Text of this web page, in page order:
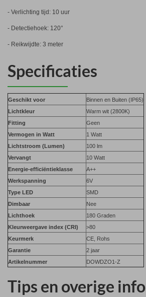
- Verlichting tijd: 10 uur
- Detectiehoek: 120°
- Reikwijdte: 3 meter
Specificaties
Geschikt voor
Binnen en Buiten (IP65)
Lichtkleur
Warm wit (2800K)
Fitting
Geen
Vermogen in Watt
1 Watt
Lichtstroom (Lumen)
100 lm
Vervangt
10 Watt
Energie-efficiëntieklasse
A++
Werkspanning
6V
Type LED
SMD
Dimbaar
Nee
Lichthoek
180 Graden
Kleurweergave index (CRI)
>80
Keurmerk
CE, Rohs
Garantie
2 jaar
Artikelnummer
DOWDZO1-Z
Tips en overige info